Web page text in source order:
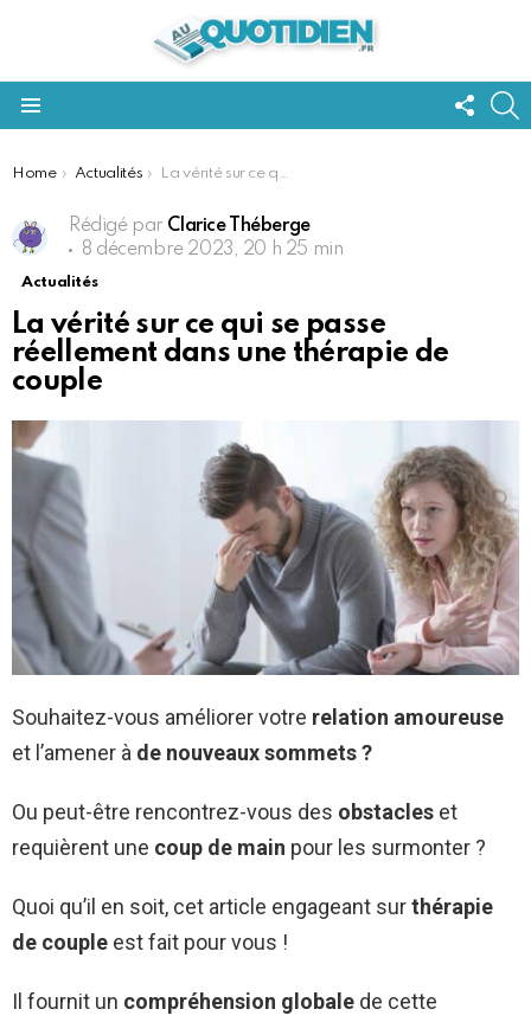
US
You are here:
Home Actualités La vérité sur ce qui se passe réellement dans une thérapie de couple
Rédigé par Clarice Théberge
8 décembre 2023, 20 h 25 min
Actualités
La vérité sur ce qui se passe
réellement dans une thérapie de
couple
Souhaitez-vous améliorer votre relation amoureuse
et l’amener à de nouveaux sommets ?
Ou peut-être rencontrez-vous des obstacles et
requièrent une coup de main pour les surmonter ?
Quoi qu’il en soit, cet article engageant surthérapie
de couple est fait pour vous !
Il fournit un compréhension globale de cette